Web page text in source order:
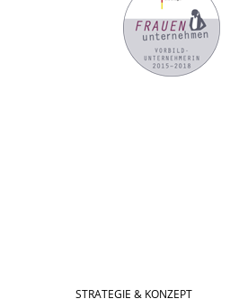
STRATEGIE & KONZEPT